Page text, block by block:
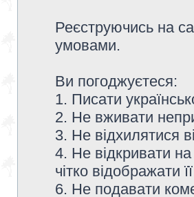
Реєструючись на
умовами.
Ви погоджуєтеся:
1. Писати
2. Не вживати
3. Не відхилятися
4. Не відкривати
чітко відображати
6. Не подавати